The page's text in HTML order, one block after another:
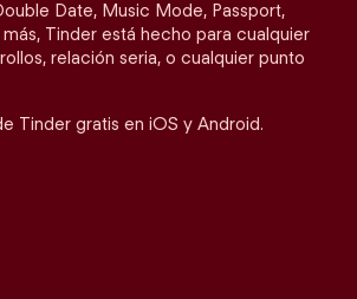
Date, Music Mode, Passport,
Tinder está hecho para cualquier
relación seria, o cualquier punto
Tinder gratis en iOS y Android.